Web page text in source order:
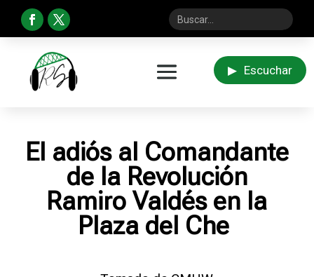
▶ Escuchar
El adiós al Comandante
de la Revolución
Ramiro Valdés en la
Plaza del Che